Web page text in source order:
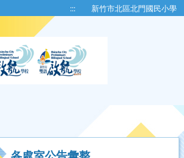
::: 新竹市北區北門國民小學